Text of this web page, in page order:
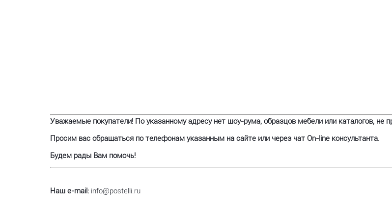
Уважаемые покупатели! По указанному адресу нет шоу-рума, образцов мебели или каталогов, не
Просим вас обращаться по телефонам указанным на сайте или через чат On-line консультанта.
Будем рады Вам помочь!
Наш e-mail: info@postelli.ru